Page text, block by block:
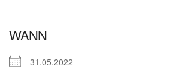
WANN
31.05.2022